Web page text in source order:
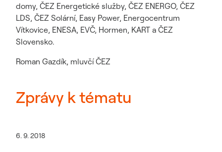
domy, ČEZ Energetické služby, ČEZ ENERGO, ČEZ
LDS, ČEZ Solární, Easy Power, Energocentrum
Vítkovice, ENESA, EVČ, Hormen, KART a ČEZ
Slovensko.
Roman Gazdík, mluvčí ČEZ
Zprávy k tématu
6. 9. 2018